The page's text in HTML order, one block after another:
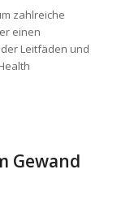
zahlreiche
einen
Leitfäden und
Gewand